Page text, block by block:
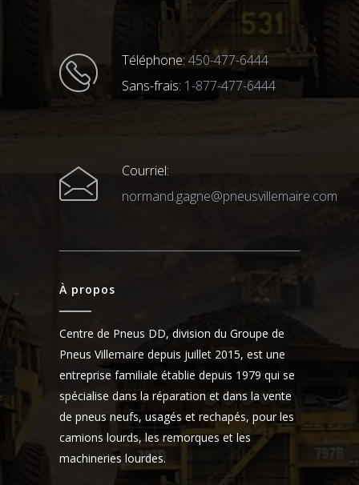
Téléphone: 450-477-6444
Sans-frais: 1-877-477-6444
Courriel:
normand.gagne@pneusvillemaire.com
À propos
Centre de Pneus DD, division du Groupe de
Pneus Villemaire depuis juillet 2015, est une
entreprise familiale établie depuis 1979 qui se
spécialise dans la réparation et dans la vente
de pneus neufs, usagés et rechapés, pour les
camions lourds, les remorques et les
machineries lourdes.